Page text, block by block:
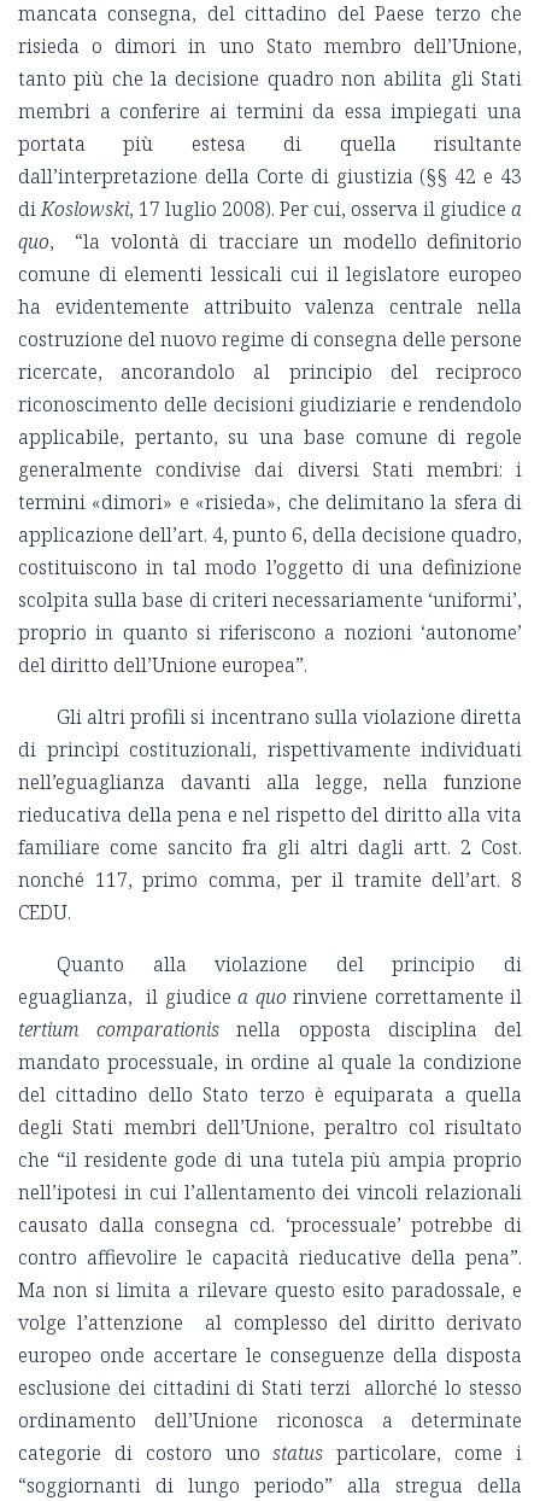
mancata consegna, del cittadino del Paese terzo che
risieda o dimori in uno Stato membro dell’Unione,
tanto più che la decisione quadro non abilita gli Stati
membri a conferire ai termini da essa impiegati una
portata più estesa di quella risultante
dall’interpretazione della Corte di giustizia (§§ 42 e 43
diKoslowski, 17 luglio 2008). Per cui, osserva il giudice a
quo, “la volontà di tracciare un modello definitorio
comune di elementi lessicali cui il legislatore europeo
ha evidentemente attribuito valenza centrale nella
costruzione del nuovo regime di consegna delle persone
ricercate, ancorandolo al principio del reciproco
riconoscimento delle decisioni giudiziarie e rendendolo
applicabile, pertanto, su una base comune di regole
generalmente condivise dai diversi Stati membri: i
termini «dimori» e «risieda», che delimitano la sfera di
applicazione dell’art. 4, punto 6, della decisione quadro,
costituiscono in tal modo l’oggetto di una definizione
scolpita sulla base di criteri necessariamente ‘uniformi’,
proprio in quanto si riferiscono a nozioni ‘autonome’
del diritto dell’Unione europea”.
Gli altri profili si incentrano sulla violazione diretta
di princìpi costituzionali, rispettivamente individuati
nell’eguaglianza davanti alla legge, nella funzione
rieducativa della pena e nel rispetto del diritto alla vita
familiare come sancito fra gli altri dagli artt. 2 Cost.
nonché 117, primo comma, per il tramite dell’art. 8
CEDU.
Quanto alla violazione del principio di
eguaglianza, il giudice a quo rinviene correttamente il
tertium comparationis nella opposta disciplina del
mandato processuale, in ordine al quale la condizione
del cittadino dello Stato terzo è equiparata a quella
degli Stati membri dell’Unione, peraltro col risultato
che “il residente gode di una tutela più ampia proprio
nell’ipotesi in cui l’allentamento dei vincoli relazionali
causato dalla consegna cd. ‘processuale’ potrebbe di
contro affievolire le capacità rieducative della pena”.
Ma non si limita a rilevare questo esito paradossale, e
volge l’attenzione al complesso del diritto derivato
europeo onde accertare le conseguenze della disposta
esclusione dei cittadini di Stati terzi allorché lo stesso
ordinamento dell’Unione riconosca a determinate
categorie di costoro unostatus particolare, come i
“soggiornanti di lungo periodo” alla stregua della